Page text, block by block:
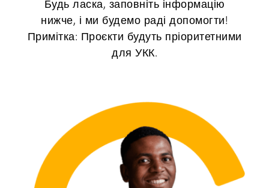
Будь ласка, заповніть інформацію
нижче, і ми будемо раді допомогти!
Примітка: Проєкти будуть пріоритетними
для УКК.